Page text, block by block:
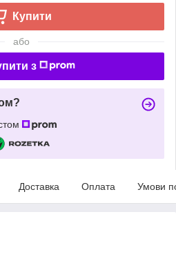
Купити
або
з
Доставка Оплата Умови